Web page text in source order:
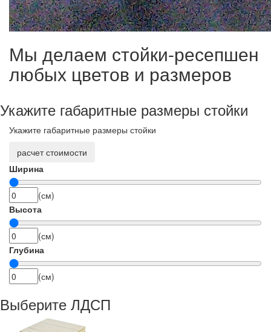
Мы делаем стойки-ресепшен
любых цветов и размеров
Укажите габаритные размеры стойки
Укажите габаритные размеры стойки
расчет стоимости
Ширина
(см)
Высота
(см)
Глубина
(см)
Выберите ЛДСП